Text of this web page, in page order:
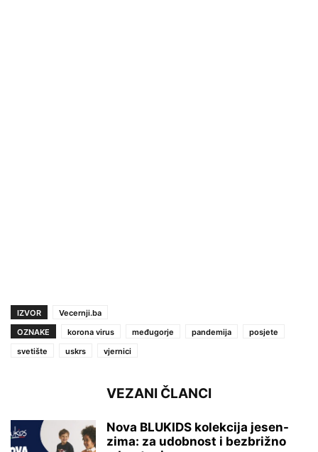
IZVOR
Vecernji.ba
OZNAKE
korona virus međugorje pandemija
posjete
svetište
uskrs vjernici
VEZANI ČLANCI
Nova BLUKIDS kolekcija jesen-
zima: za udobnost i bezbrižno